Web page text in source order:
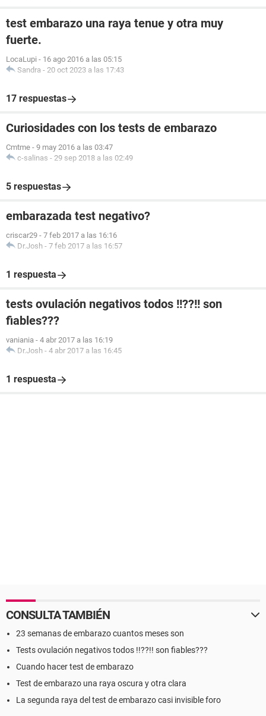
test embarazo una raya tenue y otra muy
fuerte.
LocaLupi - 16 ago 2016 a las 05:15
Sandra - 20 oct 2023 a las 17:43
17 respuestas
Curiosidades con los tests de embarazo
Cmtme - 9 may 2016 a las 03:47
c-salinas - 29 sep 2018 a las 02:49
5 respuestas
embarazada test negativo?
criscar29 - 7 feb 2017 a las 16:16
Dr.Josh - 7 feb 2017 a las 16:57
1 respuesta
tests ovulación negativos todos !!??!! son
fiables???
vaniania - 4 abr 2017 a las 16:19
Dr.Josh - 4 abr 2017 a las 16:45
1 respuesta
CONSULTA TAMBIÉN
23 semanas de embarazo cuantos meses son
Tests ovulación negativos todos !!??!! son fiables???
Cuando hacer test de embarazo
Test de embarazo una raya oscura y otra clara
La segunda raya del test de embarazo casi invisible foro